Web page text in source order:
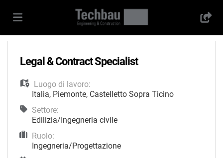
Offerte
di
Carica
Legal & Contract Specialist
Luogo di lavoro:
Italia, Piemonte, Castelletto Sopra Ticino
Settore:
Edilizia/Ingegneria civile
Ruolo:
Ingegneria/Progettazione